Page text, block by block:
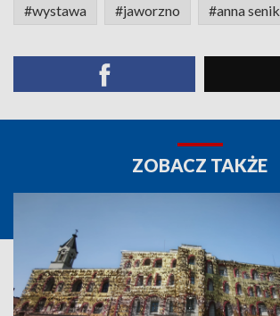
#wystawa #jaworzno #anna senik
ZOBACZ TAKŻE